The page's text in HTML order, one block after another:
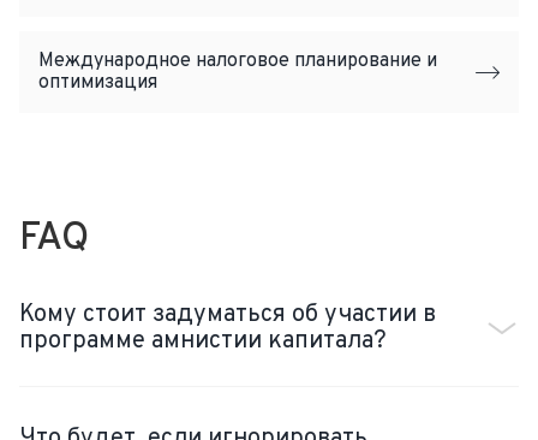
Международное налоговое планирование и
оптимизация
FAQ
Кому стоит задуматься об участии в
программе амнистии капитала?